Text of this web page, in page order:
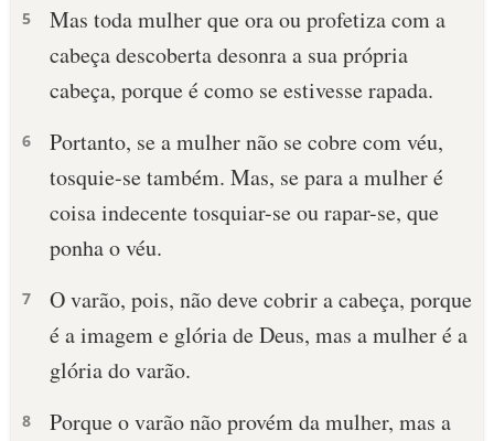
5
Mas toda mulher que ora ou profetiza com a
cabeça descoberta desonra a sua própria
cabeça, porque é como se estivesse rapada.
6
Portanto, se a mulher não se cobre com véu,
tosquie-se também. Mas, se para a mulher é
coisa indecente tosquiar-se ou rapar-se, que
ponha o véu.
7
O varão, pois, não deve cobrir a cabeça, porque
é a imagem e glória de Deus, mas a mulher é a
glória do varão.
8
Porque o varão não provém da mulher, mas a